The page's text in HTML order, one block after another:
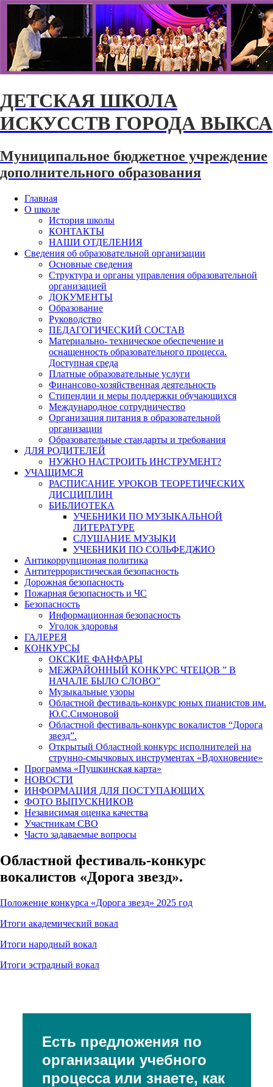
ДЕТСКАЯ ШКОЛА
ИСКУССТВ ГОРОДА ВЫКСА
Муниципальное бюджетное учреждение
дополнительного образования
Главная
О школе
История школы
КОНТАКТЫ
НАШИ ОТДЕЛЕНИЯ
Сведения об образовательной организации
Основные сведения
Структура и органы управления образовательной
организацией
ДОКУМЕНТЫ
Образование
Руководство
ПЕДАГОГИЧЕСКИЙ СОСТАВ
Материально- техническое обеспечение и
оснащенность образовательного процесса.
Доступная среда
Платные образовательные услуги
Финансово-хозяйственная деятельность
Стипендии и меры поддержки обучающихся
Международное сотрудничество
Организация питания в образовательной
организации
Образовательные стандарты и требования
ДЛЯ РОДИТЕЛЕЙ
НУЖНО НАСТРОИТЬ ИНСТРУМЕНТ?
УЧАЩИМСЯ
РАСПИСАНИЕ УРОКОВ ТЕОРЕТИЧЕСКИХ
ДИСЦИПЛИН
БИБЛИОТЕКА
УЧЕБНИКИ ПО МУЗЫКАЛЬНОЙ
ЛИТЕРАТУРЕ
СЛУШАНИЕ МУЗЫКИ
УЧЕБНИКИ ПО СОЛЬФЕДЖИО
Антикоррупционая политика
Антитеррористическая безопасность
Дорожная безопасность
Пожарная безопасность и ЧС
Безопасность
Информационная безопасность
Уголок здоровья
ГАЛЕРЕЯ
КОНКУРСЫ
ОКСКИЕ ФАНФАРЫ
МЕЖРАЙОННЫЙ КОНКУРС ЧТЕЦОВ ” В
НАЧАЛЕ БЫЛО СЛОВО”
Музыкальные узоры
Областной фестиваль-конкурс юных пианистов им.
Ю.С.Симоновой
Областной фестиваль-конкурс вокалистов “Дорога
звезд”.
Открытый Областной конкурс исполнителей на
струнно-смычковых инструментах «Вдохновение»
Программа «Пушкинская карта»
НОВОСТИ
ИНФОРМАЦИЯ ДЛЯ ПОСТУПАЮЩИХ
ФОТО ВЫПУСКНИКОВ
Независимая оценка качества
Участникам СВО
Часто задаваемые вопросы
Областной фестиваль-конкурс
вокалистов «Дорога звезд».
Положение конкурса «Дорога звезд» 2025 год
Итоги академический вокал
Итоги народный вокал
Итоги эстрадный вокал
Есть предложения по
организации учебного
процесса или знаете, как